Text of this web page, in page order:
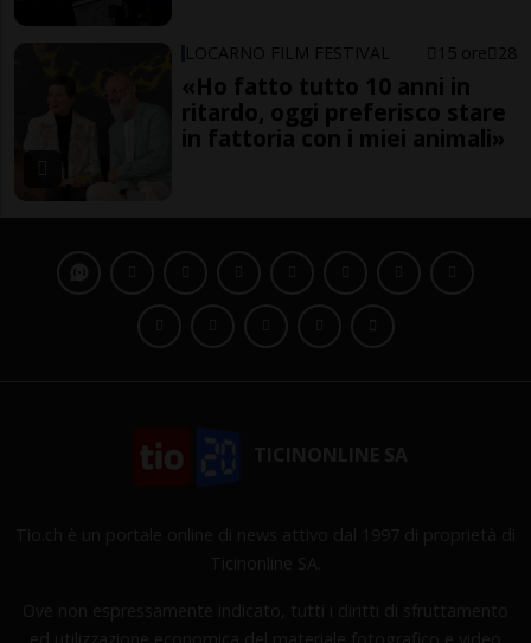
LOCARNO FILM FESTIVAL 15 ore 28
«Ho fatto tutto 10 anni in
ritardo, oggi preferisco stare
in fattoria con i miei animali»